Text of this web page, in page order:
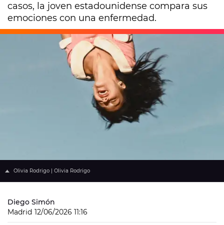
casos, la joven estadounidense compara sus
emociones con una enfermedad.
Olivia Rodrigo | Olivia Rodrigo
Diego Simón
Madrid 12/06/2026 11:16